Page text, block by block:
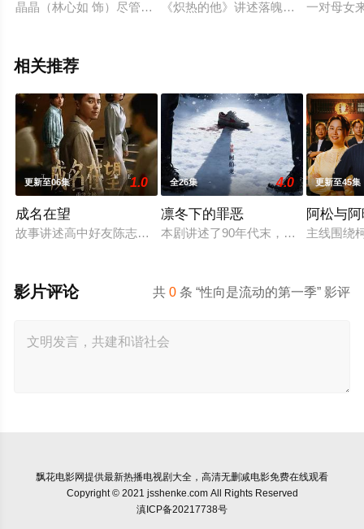
晶晶（林心如 饰）尽管双目失明，但内心却十分明亮，乐观开
《炽热的他》讲述落魄音乐制作人
一对母女
相关推荐
更新至06集 1.0
成名在望
故事讲述高中好友陈志伟（李国毅 饰）、罗冠豪（姚淳耀 饰）
全26集 4.0
凛冬下的罪恶
本剧讲述了90年代末，怒河市刑侦支
更新至45集
阿松与
主线围绕
共0 条 “性向是流动的第一季” 影评
影片评论
飘花电影网提供最新热播电视剧大全，高清无删减电影免费在线观看
Copyright © 2021 jsshenke.com All Rights Reserved
滇ICP备20217738号